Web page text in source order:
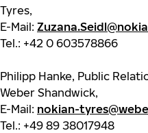
Tyres,
E-Mail:
Tel.: +42 0 603578866
Philipp Hanke, Public
Weber Shandwick,
E-Mail: nokian-
Tel.: +49 89 38017948